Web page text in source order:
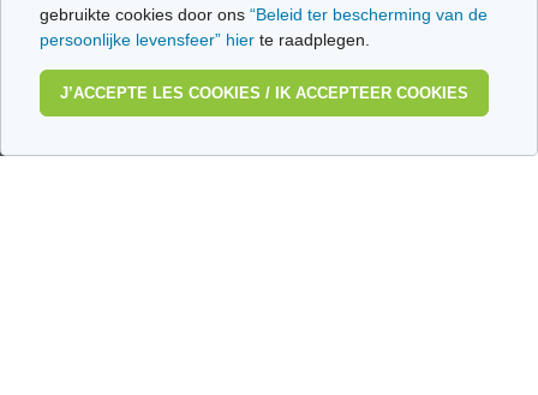
gebruikte cookies door ons “Beleid ter bescherming van de
persoonlijke levensfeer” hier te raadplegen.
J’ACCEPTE LES COOKIES / IK ACCEPTEER COOKIES